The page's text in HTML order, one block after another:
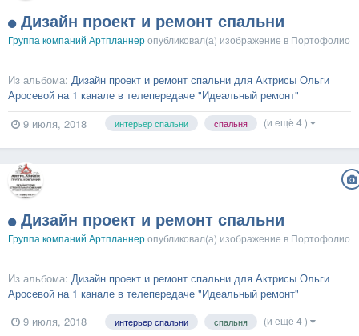
Дизайн проект и ремонт спальни
Группа компаний Артпланнеропубликовал(а) изображение в Портофолио
Из альбома: Дизайн проект и ремонт спальни для Актрисы Ольги
Аросевой на 1 канале в телепередаче "Идеальный ремонт"
9 июля, 2018
интерьер спальни спальня (и ещё 4 )
Дизайн проект и ремонт спальни
Группа компаний Артпланнеропубликовал(а) изображение в Портофолио
Из альбома: Дизайн проект и ремонт спальни для Актрисы Ольги
Аросевой на 1 канале в телепередаче "Идеальный ремонт"
9 июля, 2018
интерьер спальни спальня (и ещё 4 )